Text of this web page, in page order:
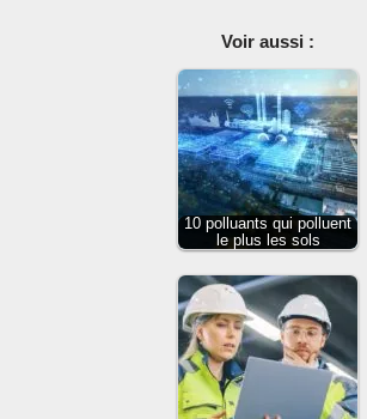
Voir aussi :
10 polluants qui polluent
le plus les sols